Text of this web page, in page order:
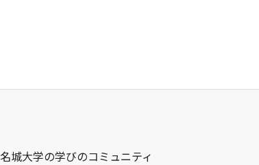
名城大学の学びのコミュニティ